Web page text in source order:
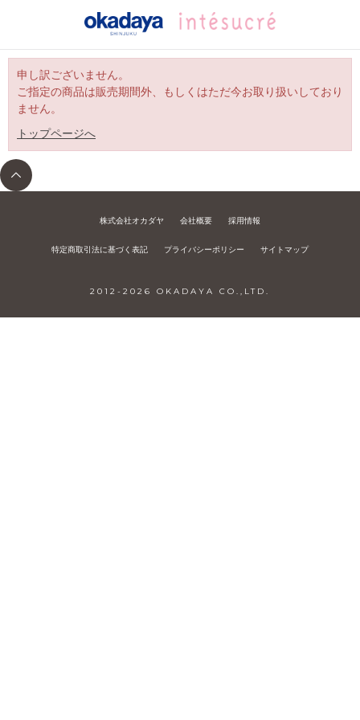
申し訳ございません。
ご指定の商品は販売期間外、もしくはただ今お取り扱いしており
ません。
トップページへ
株式会社オカダヤ 会社概要 採用情報
特定商取引法に基づく表記 プライバシーポリシー サイトマップ
2012- 2026 OKADAYA CO.,LTD.